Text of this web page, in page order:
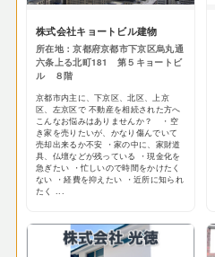
株式会社キョートビル建物
所在地：京都府京都市下京区烏丸通
六条上る北町181 第５キョートビ
ル ８階
京都市内主に、下京区、北区、上京
区、左京区で 不動産を相続された方へ
こんなお悩みはありませんか？ ・空
き家を売りたいが、かなり傷んでいて
売却出来るか不安 ・家の中に、家財道
具、仏壇などが残っている ・現金化を
急ぎたい ・忙しいので時間をかけたく
ない ・経費を抑えたい ・近所に知られ
たく ...